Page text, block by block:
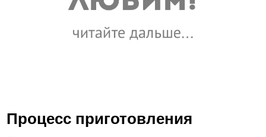
Процесс приготовления